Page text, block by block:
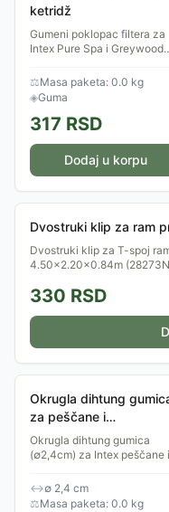
ketridž
Gumeni poklopac filtera za
Intex Pure Spa i Greywood
⚖Masa paketa: 0.0 kg
◈Guma
317 RSD
Dodaj u korpu
Dvostruki klip za ram
Dvostruki klip za T-spoj
4.50×2.20×0.84m
330 RSD
Okrugla dihtung
za peščane i
kombinovane pumpe
Okrugla dihtung gumica
(∅2,4cm) za Intex peščane i
serije.
↔∅ 2,4 cm
⚖Masa paketa: 0.0 kg